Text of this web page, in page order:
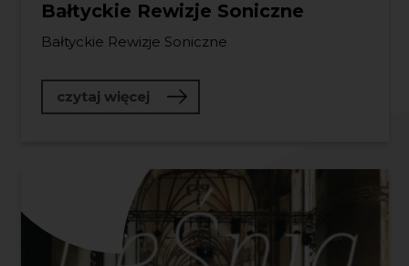
Bałtyckie Rewizje Soniczne
Bałtyckie Rewizje Soniczne
czytaj więcej o Bałtyckie Rewizje Soniczne